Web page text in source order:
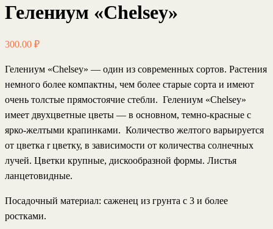
Гелениум «Chelsey»
300.00 ₽
Гелениум «Chelsey» — один из современных сортов. Растения
немного более компактны, чем более старые сорта и имеют
очень толстые прямостоячие стебли. Гелениум «Chelsey»
имеет двухцветные цветы — в основном, темно-красные с
ярко-желтыми крапинками. Количество желтого варьируется
от цветка r цветку, в зависимости от количества солнечных
лучей. Цветки крупные, дискообразной формы. Листья
ланцетовидные.
Посадочный материал: саженец из грунта с 3 и более
ростками.